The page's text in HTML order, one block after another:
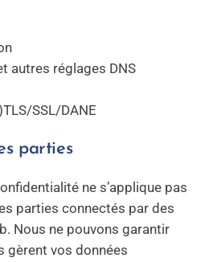
autres réglages DNS
SSL/DANE
parties
ne s’applique pas
parties connectés par des
Nous ne pouvons garantir
gèrent vos données